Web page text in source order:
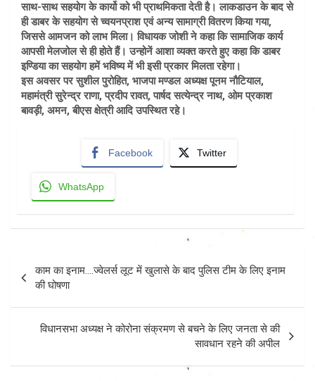
साथ-साथ सहयोग के कार्यो को भी प्राथमिकता देती है। लाकडाउन के बाद से
ही डाबर के सहयोग से च्वयनप्राश एवं अन्य सामाग्री वितरण किया गया,
जिससे आमजन को लाभ मिला। विधायक जोशी ने कहा कि सामाजिक कार्य
आपसी मेलजोल से ही होते हैं। उन्होनें आशा व्यक्त करते हुए कहा कि डाबर
इण्डिया का सहयोग हमें भविष्य में भी इसी प्रकार मिलता रहेगा।
इस अवसर पर सुशील पुरोहित, भाजपा मण्डल अध्यक्ष पूनम नौटियाल,
महामंत्री सुरेन्द्र राणा, प्रदीप रावत, पार्षद सत्येन्द्र नाथ, ओम प्रकाश
बावड़ी, अमन, बीएस क्षेत्री आदि उपस्थित रहे।
Facebook Twitter
WhatsApp
navigation
काम का इनाम….ज्वेलर्स लूट में खुलासे के बाद पुलिस टीम के लिए इनाम
की घोषणा
विधानसभा अध्यक्ष ने कोरोना संक्रमण से बचने के लिए जनता से की
सावधान रहने की अपील